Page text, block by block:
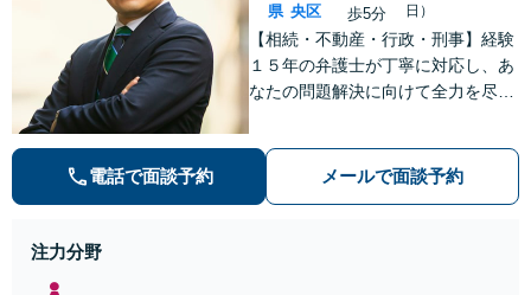
県 央区
歩5分
日）
【相続・不動産・行政・刑事】経験
１５年の弁護士が丁寧に対応し、あ
なたの問題解決に向けて全力を尽く
電話で面談予約 メールで面談予約
注力分野